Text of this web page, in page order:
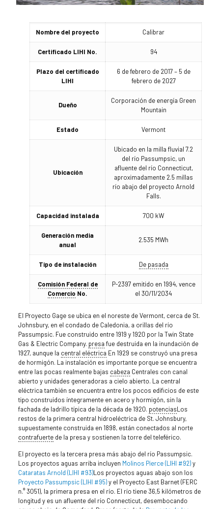
Nombre del proyecto Calibrar
Certificado LIHI No. 94
Plazo del certificado
LIHI
6 de febrero de 2017 – 5 de
febrero de 2027
Dueño
Corporación de energía Green
Mountain
Estado Vermont
Ubicación
Ubicado en la milla fluvial 7.2
del río Passumpsic, un
afluente del río Connecticut,
aproximadamente 2.5 millas
río abajo del proyecto Arnold
Falls.
Capacidad instalada 700 kW
Generación media
anual
2.535 MWh
Tipo de instalación De pasada
Comisión Federal de
Comercio No.
P-2397 emitido en 1994, vence
el 30/11/2034
El Proyecto Gage se ubica en el noreste de Vermont, cerca de St.
Johnsbury, en el condado de Caledonia, a orillas del río
Passumpsic. Fue construido entre 1919 y 1920 por la Twin State
Gas & Electric Company. presa fue destruida en la inundación de
1927, aunque la central eléctrica En 1929 se construyó una presa
de hormigón. La instalación es importante porque se encuentra
entre las pocas realmente bajas cabeza Centrales con canal
abierto y unidades generadoras a cielo abierto. La central
eléctrica también se encuentra entre los pocos edificios de este
tipo construidos íntegramente en acero y hormigón, sin la
fachada de ladrillo típica de la década de 1920. potenciasLos
restos de la primera central hidroeléctrica de St. Johnsbury,
supuestamente construida en 1898, están conectados al norte
contrafuertede la presa y sostienen la torre del teleférico.
El proyecto es la tercera presa más abajo del río Passumpsic.
Los proyectos aguas arriba incluyen Molinos Pierce (LIHI #92)y
Cataratas Arnold (LIHI #93)Los proyectos aguas abajo son los
Proyecto Passumpsic (LIHI #95)y el Proyecto East Barnet (FERC
n.° 3051), la primera presa en el río. El río tiene 36,5 kilómetros de
longitud y es un afluente del río Connecticut, desembocando